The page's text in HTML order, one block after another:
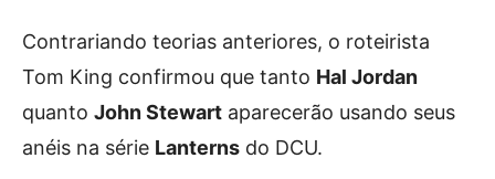
Contrariando teorias anteriores, o roteirista
Tom King confirmou que tanto Hal Jordan
quanto John Stewart aparecerão usando seus
anéis na série Lanterns do DCU.